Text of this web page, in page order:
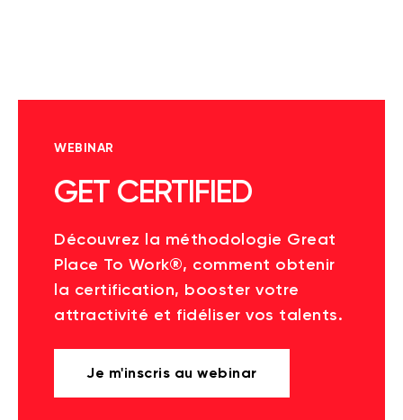
WEBINAR
GET CERTIFIED
Découvrez la méthodologie Great
Place To Work®, comment obtenir
la certification, booster votre
attractivité et fidéliser vos talents.
Je m'inscris au webinar